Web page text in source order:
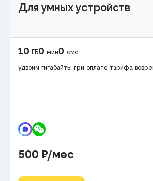
Для умных устройств
10 ГБ0 мин0 смс
удвоим гигабайты при оплате тарифа
500 ₽/мес